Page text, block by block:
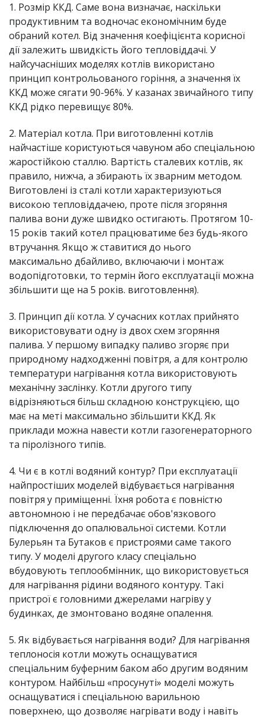
1. Розмір ККД. Саме вона визначає, наскільки
продуктивним та водночас економічним буде
обраний котел. Від значення коефіцієнта корисної
дії залежить швидкість його тепловіддачі. У
найсучасніших моделях котлів використано
принцип контрольованого горіння, а значення їх
ККД може сягати 90-96%. У казанах звичайного типу
ККД рідко перевищує 80%.
2. Матеріал котла. При виготовленні котлів
найчастіше користуються чавуном або спеціальною
жаростійкою сталлю. Вартість сталевих котлів, як
правило, нижча, а збирають їх зварним методом.
Виготовлені із сталі котли характеризуються
високою тепловіддачею, проте після згоряння
палива вони дуже швидко остигають. Протягом 10-
15 років такий котел працюватиме без будь-якого
втручання. Якщо ж ставитися до нього
максимально дбайливо, включаючи і монтаж
водопідготовки, то термін його експлуатації можна
збільшити ще на 5 років. виготовлення).
3. Принцип дії котла. У сучасних котлах прийнято
використовувати одну із двох схем згоряння
палива. У першому випадку паливо згоряє при
природному надходженні повітря, а для контролю
температури нагрівання котла використовують
механічну заслінку. Котли другого типу
відрізняються більш складною конструкцією, що
має на меті максимально збільшити ККД. Як
приклади можна навести котли газогенераторного
та піролізного типів.
4. Чи є в котлі водяний контур? При експлуатації
найпростіших моделей відбувається нагрівання
повітря у приміщенні. Їхня робота є повністю
автономною і не передбачає обов'язкового
підключення до опалювальної системи. Котли
Булерьян та Бутаков є пристроями саме такого
типу. У моделі другого класу спеціально
вбудовують теплообмінник, що використовується
для нагрівання рідини водяного контуру. Такі
пристрої є головними джерелами нагріву у
будинках, де змонтовано водяне опалення.
5. Як відбувається нагрівання води? Для нагрівання
теплоносія котли можуть оснащуватися
спеціальним буферним баком або другим водяним
контуром. Найбільш «просунуті» моделі можуть
оснащуватися і спеціальною варильною
поверхнею, що дозволяє нагрівати воду і навіть